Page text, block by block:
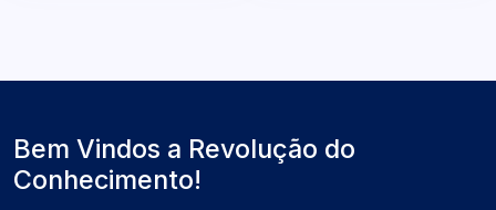
Bem Vindos a Revolução do
Conhecimento!